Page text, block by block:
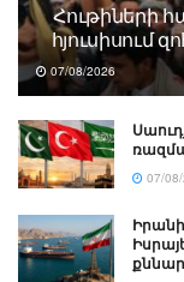
Հութիների
հյուսիսում
07/08/2026
07/